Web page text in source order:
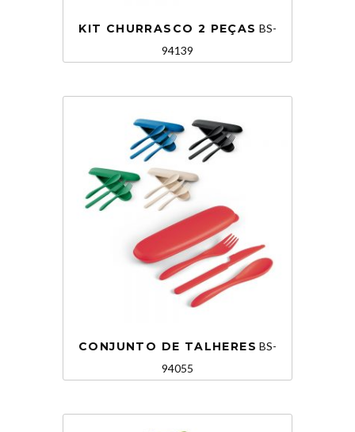
KIT CHURRASCO 2 PEÇAS BS-
94139
CONJUNTO DE TALHERES BS-
94055